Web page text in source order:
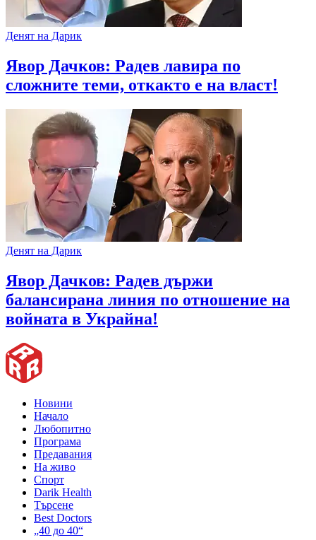
Денят на Дарик
Явор Дачков: Радев лавира по
сложните теми, откакто е на власт!
Денят на Дарик
Явор Дачков: Радев държи
балансирана линия по отношение на
войната в Украйна!
Новини
Начало
Любопитно
Програма
Предавания
На живо
Спорт
Darik Health
Търсене
Best Doctors
„40 до 40“